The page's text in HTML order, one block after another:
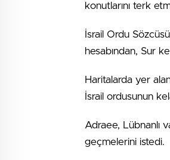
konutlarını terk
İsrail Ordu
hesabından, Sur
Haritalarda yer
İsrail ordusunun
Adraee, Lübnanlı
geçmelerini istedi.